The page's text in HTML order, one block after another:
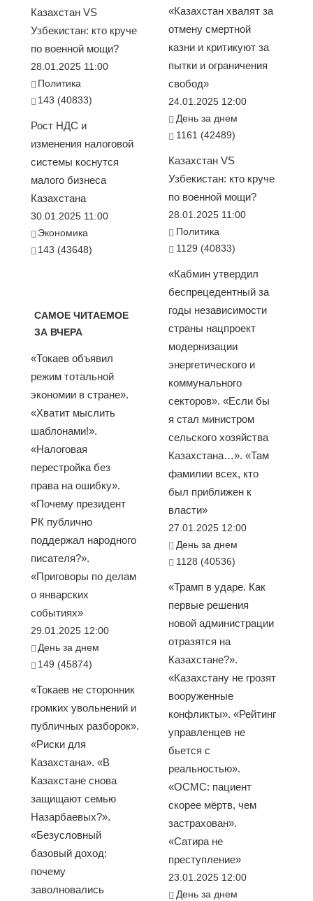
Казахстан VS
Узбекистан: кто круче
по военной мощи?
28.01.2025 11:00
Политика
143 (40833)
Рост НДС и
изменения налоговой
системы коснутся
малого бизнеса
Казахстана
30.01.2025 11:00
Экономика
143 (43648)
САМОЕ ЧИТАЕМОЕ
ЗА ВЧЕРА
«Токаев объявил
режим тотальной
экономии в стране».
«Хватит мыслить
шаблонами!».
«Налоговая
перестройка без
права на ошибку».
«Почему президент
РК публично
поддержал народного
писателя?».
«Приговоры по делам
о январских
событиях»
29.01.2025 12:00
День за днем
149 (45874)
«Токаев не сторонник
громких увольнений и
публичных разборок».
«Риски для
Казахстана». «В
Казахстане снова
защищают семью
Назарбаевых?».
«Безусловный
базовый доход:
почему
заволновались
«Казахстан хвалят за
отмену смертной
казни и критикуют за
пытки и ограничения
свобод»
24.01.2025 12:00
День за днем
1161 (42489)
Казахстан VS
Узбекистан: кто круче
по военной мощи?
28.01.2025 11:00
Политика
1129 (40833)
«Кабмин утвердил
беспрецедентный за
годы независимости
страны нацпроект
модернизации
энергетического и
коммунального
секторов». «Если бы
я стал министром
сельского хозяйства
Казахстана…». «Там
фамилии всех, кто
был приближен к
власти»
27.01.2025 12:00
День за днем
1128 (40536)
«Трамп в ударе. Как
первые решения
новой администрации
отразятся на
Казахстане?».
«Казахстану не грозят
вооруженные
конфликты». «Рейтинг
управленцев не
бьется с
реальностью».
«ОСМС: пациент
скорее мёртв, чем
застрахован».
«Сатира не
преступление»
23.01.2025 12:00
День за днем